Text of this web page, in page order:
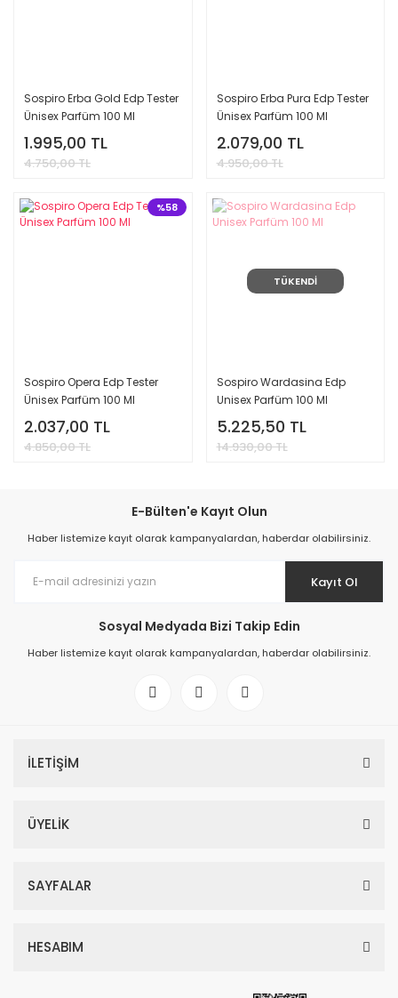
Sospiro Erba Gold Edp Tester
Ünisex Parfüm 100 Ml
1.995,00 TL
4.750,00 TL
Sospiro Erba Pura Edp Tester
Ünisex Parfüm 100 Ml
2.079,00 TL
4.950,00 TL
%58
Sospiro Opera Edp Tester
Ünisex Parfüm 100 Ml
2.037,00 TL
4.850,00 TL
TÜKENDİ
Sospiro Wardasina Edp
Unisex Parfüm 100 Ml
5.225,50 TL
14.930,00 TL
E-Bülten'e Kayıt Olun
Haber listemize kayıt olarak kampanyalardan, haberdar olabilirsiniz.
Kayıt Ol
Sosyal Medyada Bizi Takip Edin
Haber listemize kayıt olarak kampanyalardan, haberdar olabilirsiniz.
İLETİŞİM
ÜYELİK
SAYFALAR
HESABIM